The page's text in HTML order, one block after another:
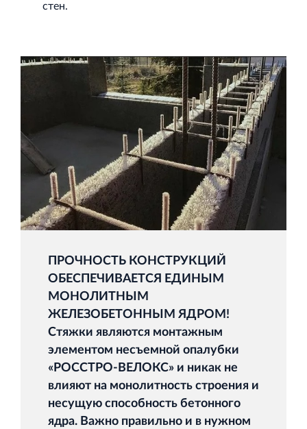
стен.
ПРОЧНОСТЬ КОНСТРУКЦИЙ
ОБЕСПЕЧИВАЕТСЯ ЕДИНЫМ
МОНОЛИТНЫМ
ЖЕЛЕЗОБЕТОННЫМ ЯДРОМ!
Стяжки являются монтажным
элементом несъемной опалубки
«РОССТРО-ВЕЛОКС» и никак не
влияют на монолитность строения и
несущую способность бетонного
ядра. Важно правильно и в нужном